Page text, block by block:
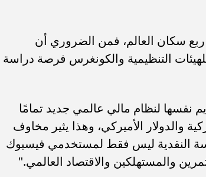
سكان العالم، فمن الضروري أن
التنظيمية والكونغرس فرصة دراسة
نفسها لنظام مالي عالمي جديد تمامًا
والدولار الأميركي، وهذا يثير مخاوف
النقدية ليس فقط لمستخدمي فيسبوك
والمستهلكين والاقتصاد العالمي."